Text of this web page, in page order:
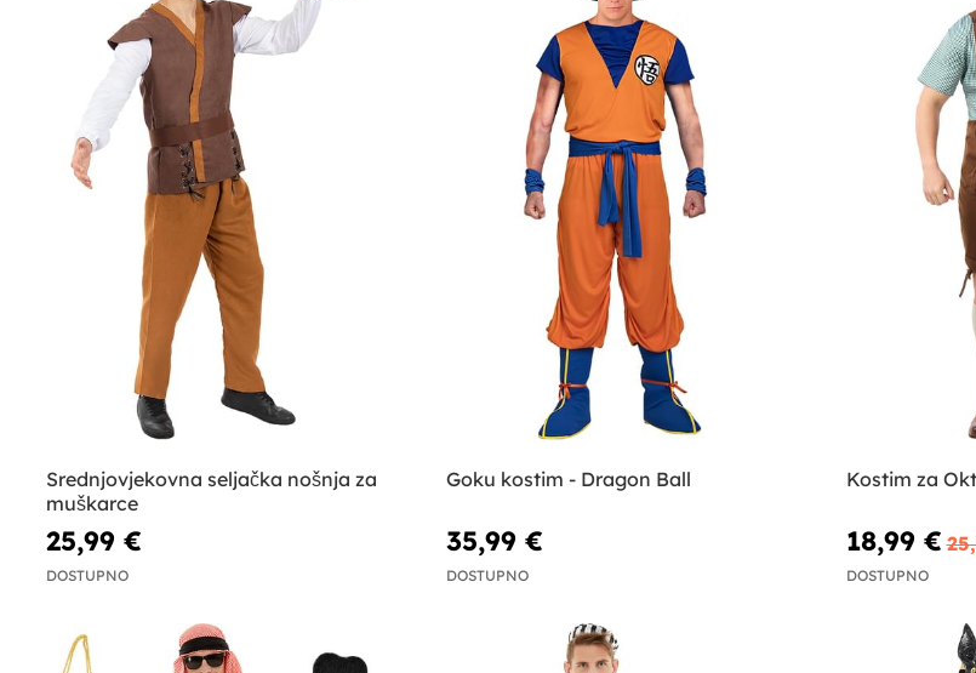
Srednjovjekovna seljačka nošnja za
muškarce
25,99 €
DOSTUPNO
Goku kostim - Dragon Ball
35,99 €
DOSTUPNO
Kostim za
18,99 €
DOSTUPNO